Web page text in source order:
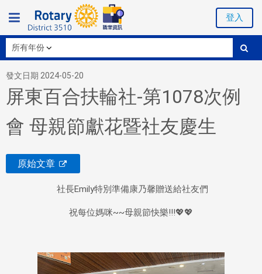
登入
發文日期 2024-05-20
屏東百合扶輪社-第1078次例
會 母親節獻花暨社友慶生
原始文章
社長Emily特別準備康乃馨贈送給社友們
祝每位媽咪~~母親節快樂!!!💖💖